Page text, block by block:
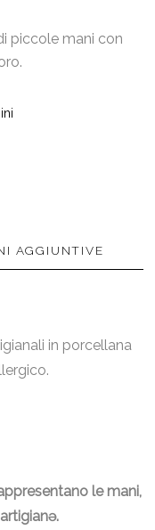
piccole mani con
AGGIUNTIVE
in porcellana
le mani,